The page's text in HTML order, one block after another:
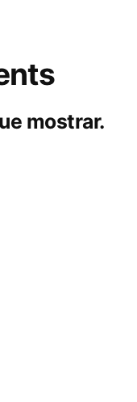
mostrar.